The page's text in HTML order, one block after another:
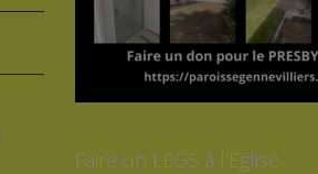
Faire un LEGS à l’Eglise